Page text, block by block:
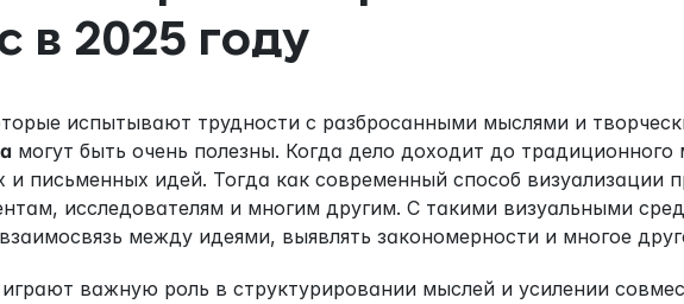
в 2025 году
испытывают трудности с разбросанными мыслями и
могут быть очень полезны. Когда дело доходит до
и письменных идей. Тогда как современный способ визуализации
исследователям и многим другим. С такими визуальными
между идеями, выявлять закономерности и многое
важную роль в структурировании мыслей и усилении